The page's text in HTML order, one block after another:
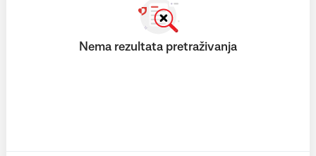
Nema rezultata pretraživanja